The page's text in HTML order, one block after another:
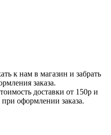
к нам в магазин и забрать
заказа.
доставки от 150р и
оформлении заказа.